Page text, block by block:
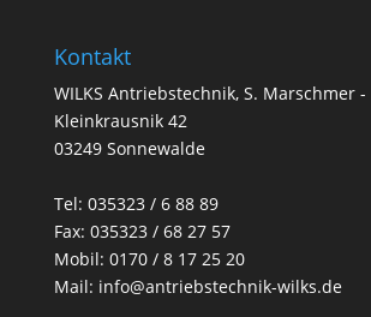
Kontakt
WILKS Antriebstechnik, S. Marschmer -
Kleinkrausnik 42
03249 Sonnewalde
Tel: 035323 / 6 88 89
Fax: 035323 / 68 27 57
Mobil: 0170 / 8 17 25 20
Mail: info@antriebstechnik-wilks.de